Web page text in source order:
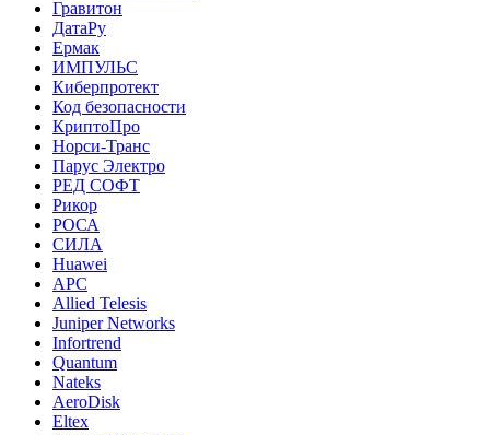
Гравитон
ДатаРу
Ермак
ИМПУЛЬС
Киберпротект
Код безопасности
КриптоПро
Норси-Транс
Парус Электро
РЕД СОФТ
Рикор
РОСА
СИЛА
Huawei
APC
Allied Telesis
Juniper Networks
Infortrend
Quantum
Nateks
AeroDisk
Eltex